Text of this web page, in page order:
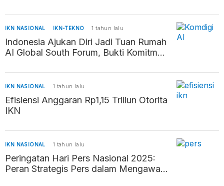
Baru
IKN NASIONAL IKN-TEKNO 1 tahun lalu
Indonesia Ajukan Diri Jadi Tuan Rumah
AI Global South Forum, Bukti Komitmen
IKN NASIONAL 1 tahun lalu
Efisiensi Anggaran Rp1,15 Triliun Otorita
IKN
IKN NASIONAL 1 tahun lalu
Peringatan Hari Pers Nasional 2025:
Peran Strategis Pers dalam Mengawal